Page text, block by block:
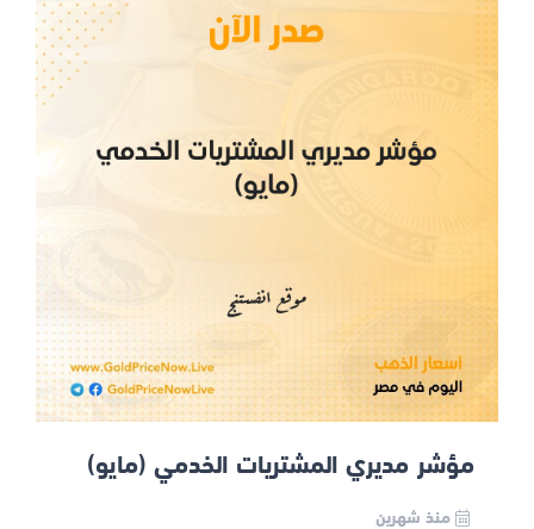
مؤشر مديري المشتريات الخدمي (مايو)
منذ شهرين